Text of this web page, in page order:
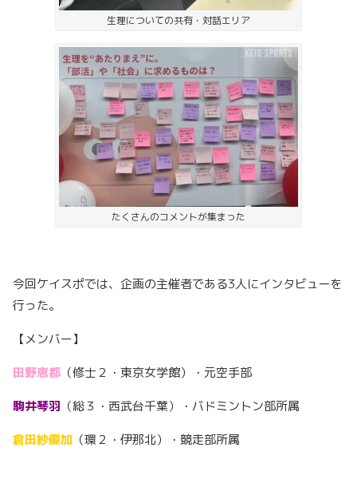
生理についての共有・対話エリア
たくさんのコメントが集まった
今回ケイスポでは、企画の主催者である3人にインタビューを
行った。
【メンバー】
田野恵都 （修士２・東京女学館）・元空手部
駒井琴羽 （総３・西武台千葉）・バドミントン部所属
倉田紗優加 （環２・伊那北）・競走部所属